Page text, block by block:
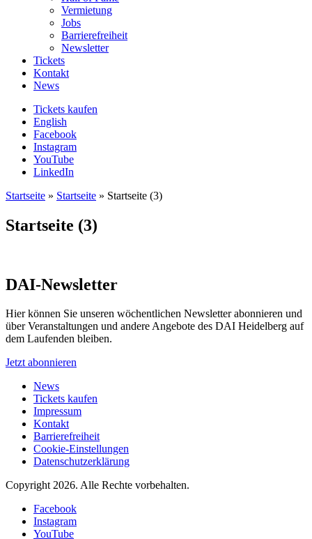
Vermietung
Jobs
Barrierefreiheit
Newsletter
Tickets
Kontakt
News
Tickets kaufen
English
Facebook
Instagram
YouTube
LinkedIn
Startseite » Startseite » Startseite (3)
Startseite (3)
DAI-Newsletter
Hier können Sie unseren wöchentlichen Newsletter abonnieren und
über Veranstaltungen und andere Angebote des DAI Heidelberg auf
dem Laufenden bleiben.
Jetzt abonnieren
News
Tickets kaufen
Impressum
Kontakt
Barrierefreiheit
Cookie-Einstellungen
Datenschutzerklärung
Copyright 2026. Alle Rechte vorbehalten.
Facebook
Instagram
YouTube